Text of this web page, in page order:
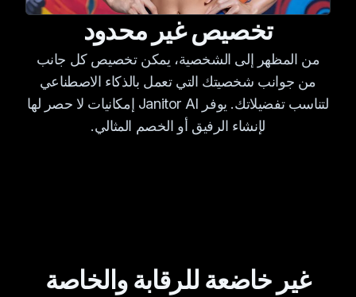
تخصيص غير محدود
من المظهر إلى الشخصية، يمكن تخصيص كل جانب
من جوانب شخصيتك التي تعمل بالذكاء الاصطناعي
لتناسب تفضيلاتك. يوفر Janitor AI إمكانيات لا حصر لها
لإنشاء الرفيق أو الخصم المثالي.
غير خاضعة للرقابة والخاصة